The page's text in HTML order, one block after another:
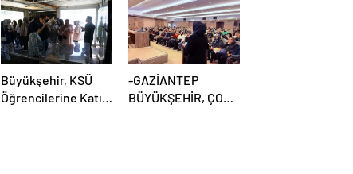
Büyükşehir, KSÜ
Öğrencilerine Katı
-GAZİANTEP
BÜYÜKŞEHİR, ÇOK